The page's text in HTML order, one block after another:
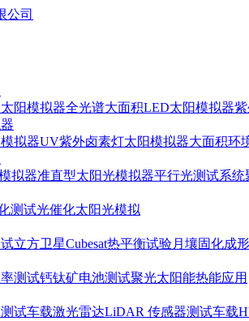
阳模拟器全光谱大面积LED太阳模拟器
拟器UV紫外卤素灯太阳模拟器大面积环
拟器准直型太阳光模拟器平行光测试系统
测试光催化太阳光模拟
立方卫星Cubesat热平衡试验月壤固化成
测试钙钛矿电池测试聚光太阳能热能应用
试车载激光雷达LiDAR 传感器测试车载